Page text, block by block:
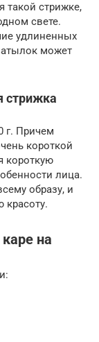
такой стрижке,
свете.
удлиненных
может
стрижка
г. Причем
короткой
короткую
лица.
образу, и
красоту.
на